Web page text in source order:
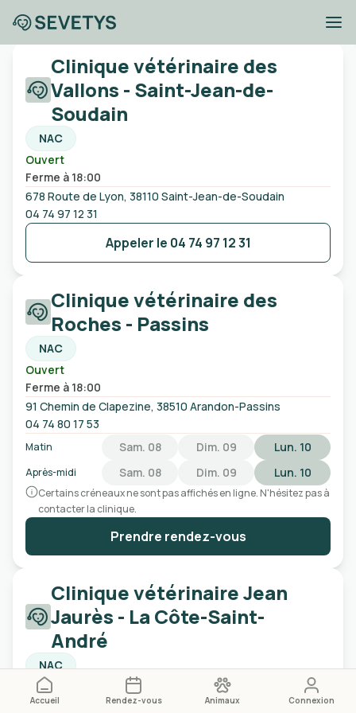
Accueil Rendez-vous Animaux Connexion
Cliniques vétérinaires
Saint-Jean-de-Soudain
Ville, code postal, etc
Ouvert Urgences Sans rendez-vous
Clinique vétérinaire des
Vallons - Saint-Jean-de-
Soudain
NAC
Ouvert
Ferme à 18:00
678 Route de Lyon, 38110 Saint-Jean-de-Soudain
04 74 97 12 31
Appeler le 04 74 97 12 31
Clinique vétérinaire des
Roches - Passins
NAC
Ouvert
Ferme à 18:00
91 Chemin de Clapezine, 38510 Arandon-Passins
04 74 80 17 53
Matin
Après-midi
Sam. 08
Sam. 08
Dim. 09
Dim. 09
Lun. 10
Lun. 10
Certains créneaux ne sont pas affichés en ligne. N'hésitez pas à
contacter la clinique.
Prendre rendez-vous
Clinique vétérinaire Jean
Jaurès - La Côte-Saint-
André
NAC
Fermé
Ouvre lundi à 08:00
4,7